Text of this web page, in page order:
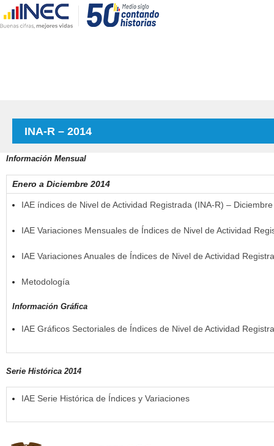
INA-R – 2014
Información Mensual
Enero a Diciembre 2014
IAE índices de Nivel de Actividad Registrada (INA-R) –
IAE Variaciones Mensuales de Índices de Nivel de Actividad
IAE Variaciones Anuales de Índices de Nivel de Actividad
Metodología
Información Gráfica
IAE Gráficos Sectoriales de Índices de Nivel de Actividad
Serie Histórica 2014
IAE Serie Histórica de Índices y Variaciones